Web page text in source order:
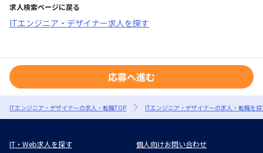
求人検索ページに戻る
ITエンジニア・デザイナー求人を探す
応募へ進む
ITエンジニア・デザイナーの求人・転職TOP ITエンジニア・デザイナーの求人・転職を
IT・Web求人を探す 個人向けお問い合わせ